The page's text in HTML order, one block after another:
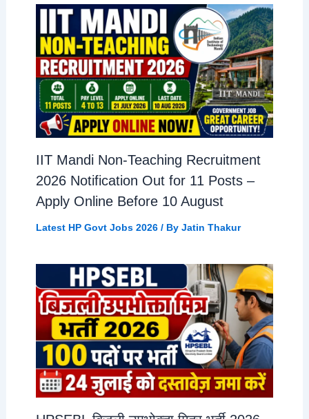
IIT Mandi Non-Teaching Recruitment
2026 Notification Out for 11 Posts –
Apply Online Before 10 August
Latest HP Govt Jobs 2026/ By Jatin Thakur